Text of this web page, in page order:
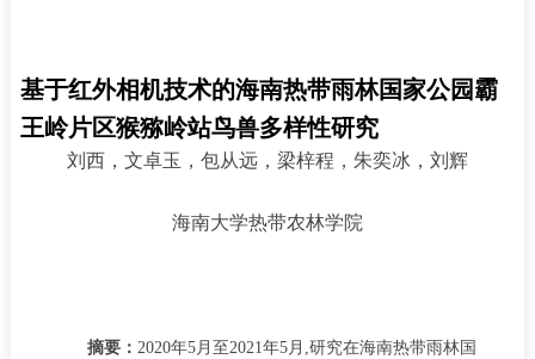
基于红外相机技术的海南热带雨林国家公园霸
王岭片区猴猕岭站鸟兽多样性研究
刘西，文卓玉，包从远，梁梓程，朱奕冰，刘辉
海南大学热带农林学院
摘要： 2020年5月至2021年5月,研究在海南热带雨林国